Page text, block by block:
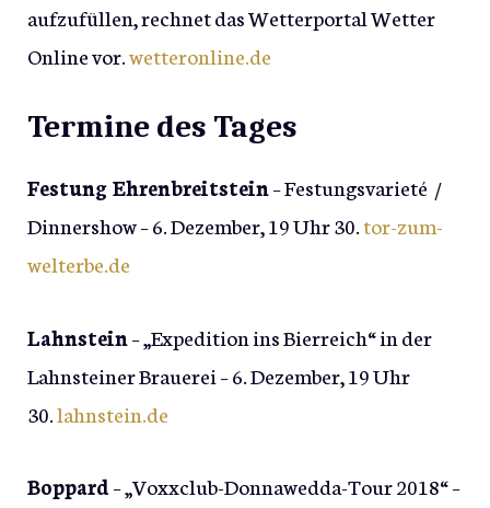
aufzufüllen, rechnet das Wetterportal Wetter
Online vor.wetteronline.de
Termine des Tages
Festung Ehrenbreitstein– Festungsvarieté /
Dinnershow – 6. Dezember, 19 Uhr 30.tor-zum-
welterbe.de
Lahnstein– „Expedition ins Bierreich“ in der
Lahnsteiner Brauerei – 6. Dezember, 19 Uhr
30.lahnstein.de
Boppard– „Voxxclub-Donnawedda-Tour 2018“ –